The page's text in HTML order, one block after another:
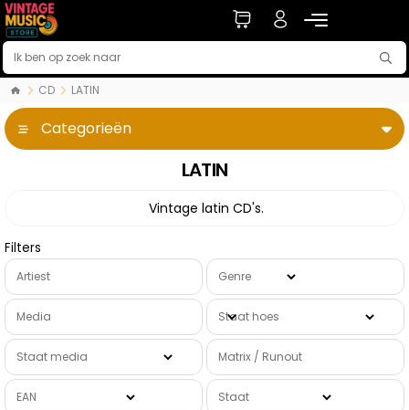
CD LATIN
Categorieën
LATIN
Vintage latin CD's.
Filters
Artiest Genre
Media Staat hoes
Staat media Matrix / Runout
EAN Staat